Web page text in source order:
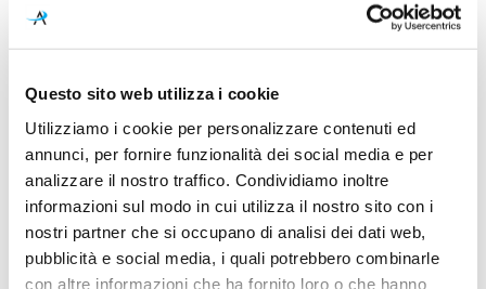
Questo sito web utilizza i cookie
Utilizziamo i cookie per personalizzare contenuti ed
annunci, per fornire funzionalità dei social media e per
analizzare il nostro traffico. Condividiamo inoltre
informazioni sul modo in cui utilizza il nostro sito con i
nostri partner che si occupano di analisi dei dati web,
pubblicità e social media, i quali potrebbero combinarle
con altre informazioni che ha fornito loro o che hanno
Designer
Dimensione
Lampadina Led
Potenza e attacco
Max 77W - E27
Lampadina
Esclusa
Dimmerazione
On/Off
Classe energetica
A++, A+, A